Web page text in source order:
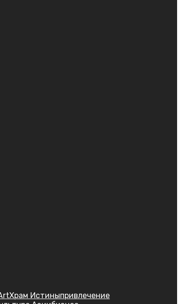
Храм Истиныпривлечение